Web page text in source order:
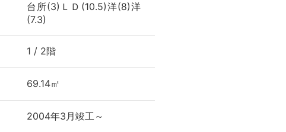
台所(3)ＬＤ(10.5)洋(8)洋
(7.3)
1 / 2階
69.14㎡
2004年3月竣工～